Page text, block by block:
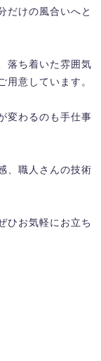
だけの風合いへと
落ち着いた雰囲気
用意しています。
変わるのも手仕事
、職人さんの技術
ひお気軽にお立ち